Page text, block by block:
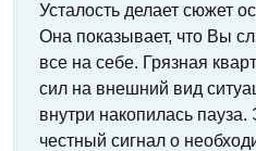
Усталость делает сюжет
Она показывает, что Вы
все на себе. Грязная
сил на внешний вид
внутри накопилась пауза.
честный сигнал о